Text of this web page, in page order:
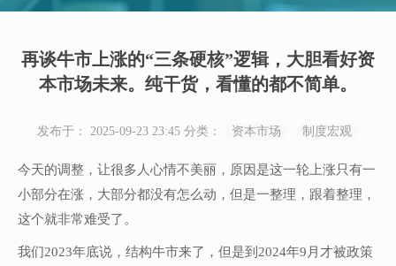
再谈牛市上涨的“三条硬核”逻辑，大胆看好资
本市场未来。纯干货，看懂的都不简单。
发布于： 2025-09-23 23:45 分类： 资本市场 制度宏观
今天的调整，让很多人心情不美丽，原因是这一轮上涨只有一
小部分在涨，大部分都没有怎么动，但是一整理，跟着整理，
这个就非常难受了。
我们2023年底说，结构牛市来了，但是到2024年9月才被政策